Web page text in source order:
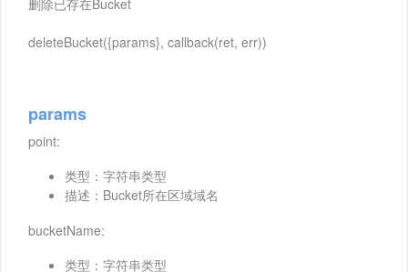
删除已存在Bucket
deleteBucket({params}, callback(ret, err))
params
point:
类型：字符串类型
描述：Bucket所在区域域名
bucketName:
类型：字符串类型